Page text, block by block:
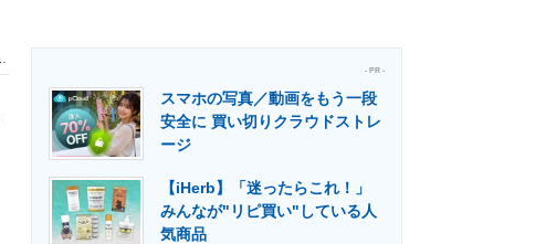
ダーのコミュニティ マーケ×ITの今がよく分かる
IT導入・活用を支援
- PR -
スマホの写真／動画をもう一段
安全に 買い切りクラウドストレ
ージ
【iHerb】「迷ったらこれ！」
みんなが"リピ買い"している人
気商品